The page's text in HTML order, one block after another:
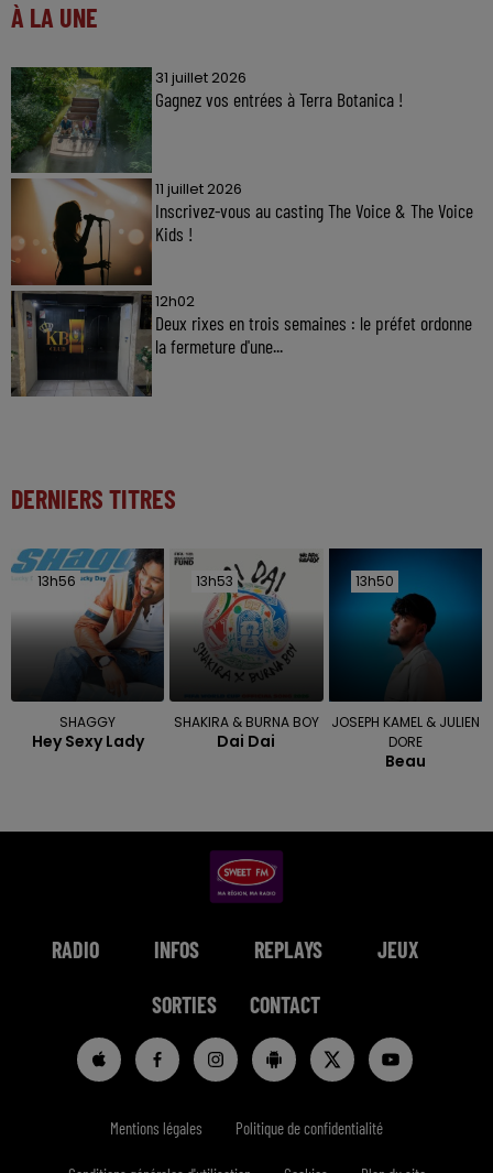
À LA UNE
31 juillet 2026
Gagnez vos entrées à Terra Botanica !
11 juillet 2026
Inscrivez-vous au casting The Voice & The Voice
Kids !
12h02
Deux rixes en trois semaines : le préfet ordonne
la fermeture d'une...
DERNIERS TITRES
13h56
13h56
SHAGGY
Hey Sexy Lady
13h53
13h53
SHAKIRA & BURNA BOY
Dai Dai
13h50
13h50
JOSEPH KAMEL & JULIEN
DORE
Beau
RADIO INFOS REPLAYS JEUX
SORTIES CONTACT
Mentions légales Politique de confidentialité